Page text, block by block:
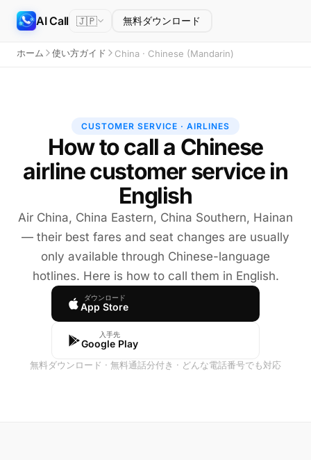
AI Call 🇯🇵 無料ダウンロード
ホーム 使い方ガイド China · Chinese (Mandarin)
CUSTOMER SERVICE · AIRLINES
How to call a Chinese
airline customer service in
English
Air China, China Eastern, China Southern, Hainan
— their best fares and seat changes are usually
only available through Chinese-language
hotlines. Here is how to call them in English.
ダウンロード
App Store
入手先
Google Play
無料ダウンロード · 無料通話分付き · どんな電話番号でも対応